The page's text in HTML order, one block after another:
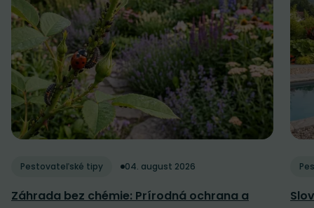
Pestovateľské tipy 04. august 2026
Záhrada bez chémie: Prírodná ochrana a